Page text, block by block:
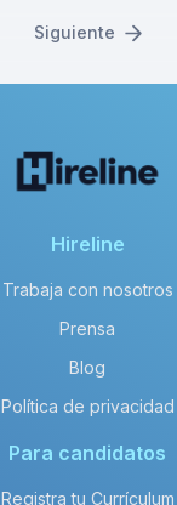
Siguiente
Hireline
Trabaja con nosotros
Prensa
Blog
Política de privacidad
Para candidatos
Registra tu Currículum